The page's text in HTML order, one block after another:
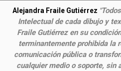
Alejandra Fraile Gutiérrez "
Intelectual de cada dibujo y
Fraile Gutiérrez en su
terminantemente prohibida la
comunicación pública o
cualquier medio o soporte, sin